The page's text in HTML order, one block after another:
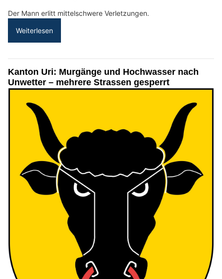
Der Mann erlitt mittelschwere Verletzungen.
Weiterlesen
Kanton Uri: Murgänge und Hochwasser nach
Unwetter – mehrere Strassen gesperrt